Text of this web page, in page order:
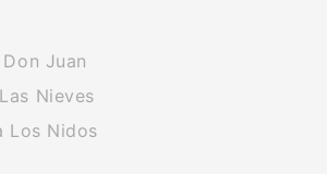
Juan
Nieves
Los Nidos